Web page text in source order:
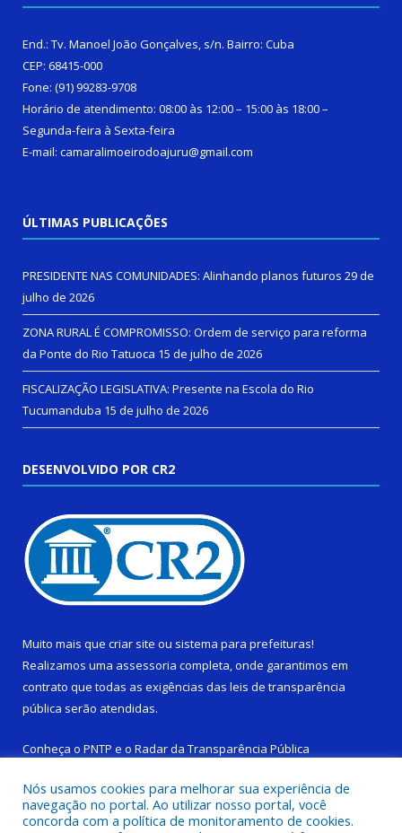
End.: Tv. Manoel João Gonçalves, s/n. Bairro: Cuba
CEP: 68415-000
Fone: (91) 99283-9708
Horário de atendimento: 08:00 às 12:00 – 15:00 às 18:00 –
Segunda-feira à Sexta-feira
E-mail: camaralimoeirodoajuru@gmail.com
ÚLTIMAS PUBLICAÇÕES
PRESIDENTE NAS COMUNIDADES: Alinhando planos futuros 29 de
julho de 2026
ZONA RURAL É COMPROMISSO: Ordem de serviço para reforma
da Ponte do Rio Tatuoca 15 de julho de 2026
FISCALIZAÇÃO LEGISLATIVA: Presente na Escola do Rio
Tucumanduba 15 de julho de 2026
DESENVOLVIDO POR CR2
Muito mais que criar site ou sistema para prefeituras!
Realizamos uma assessoria completa, onde garantimos em
contrato que todas as exigências das leis de transparência
pública serão atendidas.
Conheça o PNTP e o Radar da Transparência Pública
Nós usamos cookies para melhorar sua experiência de
navegação no portal. Ao utilizar nosso portal, você
concorda com a política de monitoramento de cookies.